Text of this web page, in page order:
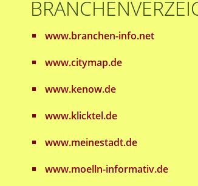
www.branchen-info.net
www.citymap.de
www.kenow.de
www.klicktel.de
www.meinestadt.de
www.moelln-informativ.de